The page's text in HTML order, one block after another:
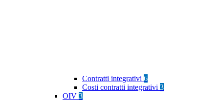
Contratti integrativi 6
Costi contratti integrativi 3
OIV 3